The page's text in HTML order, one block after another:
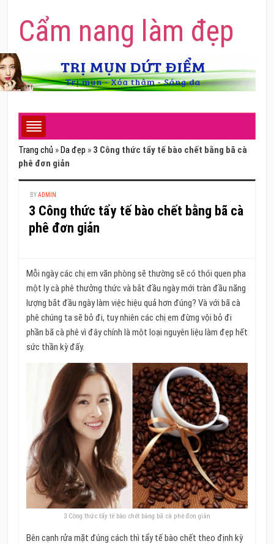
Cẩm nang làm đẹp
Trang chủ » Da đẹp » 3 Công thức tẩy tế bào chết bằng bã cà
phê đơn giản
BYADMIN
3 Công thức tẩy tế bào chết bằng bã cà
phê đơn giản
Mỗi ngày các chị em văn phòng sẽ thường sẽ có thói quen pha
một ly cà phê thưởng thức và bắt đầu ngày mới tràn đầu năng
lượng bắt đầu ngày làm việc hiệu quả hơn đúng? Và với bã cà
phê chúng ta sẽ bỏ đi, tuy nhiên các chị em đừng vội bỏ đi
phần bã cà phê vì đây chính là một loại nguyên liệu làm đẹp hết
sức thần kỳ đấy.
3 Công thức tẩy tế bào chết bằng bã cà phê đơn giản
Bên cạnh rửa mặt đúng cách thì tẩy tế bào chết theo định kỳ